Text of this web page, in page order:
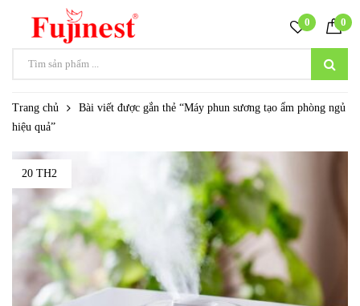
0 0
Trang chủ
Bài viết được gắn thẻ “Máy phun sương tạo ẩm phòng ngủ
hiệu quả”
20 TH2